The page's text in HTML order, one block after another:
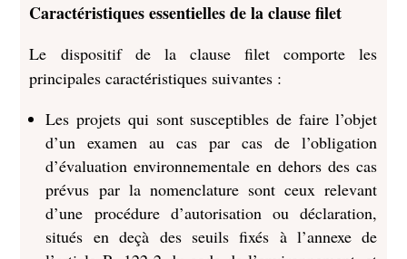
Caractéristiques essentielles de la clause filet
Le dispositif de la clause filet comporte les
principales caractéristiques suivantes :
Les projets qui sont susceptibles de faire l’objet
d’un examen au cas par cas de l’obligation
d’évaluation environnementale en dehors des cas
prévus par la nomenclature sont ceux relevant
d’une procédure d’autorisation ou déclaration,
situés en deçà des seuils fixés à l’annexe de